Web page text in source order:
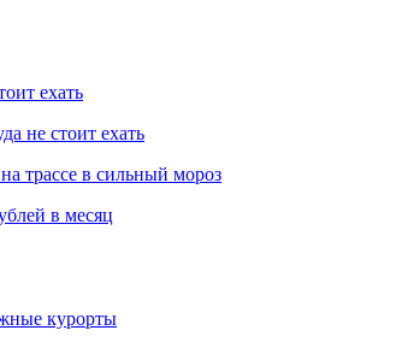
ехать
не стоит ехать
трассе в сильный мороз
в месяц
курорты